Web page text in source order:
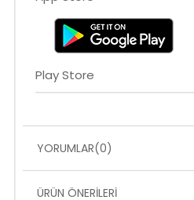
Play Store
YORUMLAR(0)
ÜRÜN ÖNERILERI